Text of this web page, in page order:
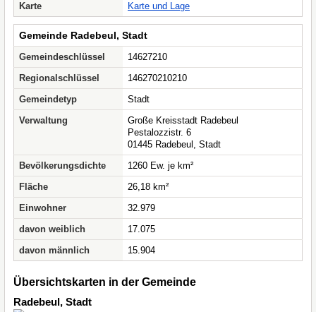
Karte
Karte und Lage
Gemeinde Radebeul, Stadt
Gemeindeschlüssel
14627210
Regionalschlüssel
146270210210
Gemeindetyp
Stadt
Verwaltung
Große Kreisstadt Radebeul
Pestalozzistr. 6
01445 Radebeul, Stadt
Bevölkerungsdichte
1260 Ew. je km²
Fläche
26,18 km²
Einwohner
32.979
davon weiblich
17.075
davon männlich
15.904
Übersichtskarten in der Gemeinde
Radebeul, Stadt